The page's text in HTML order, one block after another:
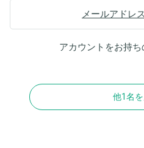
メールアドレ
アカウントをお持ち
他1名